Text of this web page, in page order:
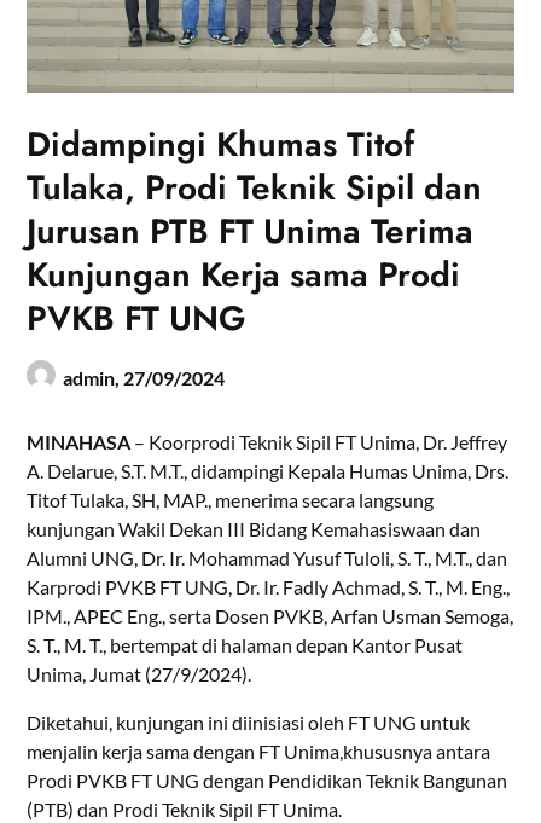
Didampingi Khumas Titof
Tulaka, Prodi Teknik Sipil dan
Jurusan PTB FT Unima Terima
Kunjungan Kerja sama Prodi
PVKB FT UNG
admin, 27/09/2024
MINAHASA – Koorprodi Teknik Sipil FT Unima, Dr. Jeffrey
A. Delarue, S.T. M.T., didampingi Kepala Humas Unima, Drs.
Titof Tulaka, SH, MAP., menerima secara langsung
kunjungan Wakil Dekan III Bidang Kemahasiswaan dan
Alumni UNG, Dr. Ir. Mohammad Yusuf Tuloli, S. T., M.T., dan
Karprodi PVKB FT UNG, Dr. Ir. Fadly Achmad, S. T., M. Eng.,
IPM., APEC Eng., serta Dosen PVKB, Arfan Usman Semoga,
S. T., M. T., bertempat di halaman depan Kantor Pusat
Unima, Jumat (27/9/2024).
Diketahui, kunjungan ini diinisiasi oleh FT UNG untuk
menjalin kerja sama dengan FT Unima,khususnya antara
Prodi PVKB FT UNG dengan Pendidikan Teknik Bangunan
(PTB) dan Prodi Teknik Sipil FT Unima.